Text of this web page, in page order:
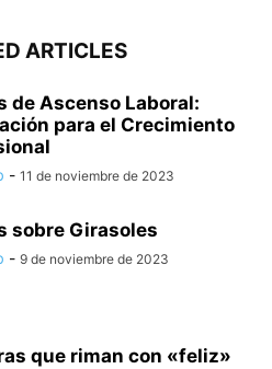
ARTICLES
de Ascenso Laboral:
para el Crecimiento
- 11 de noviembre de 2023
sobre Girasoles
- 9 de noviembre de 2023
que riman con «feliz»